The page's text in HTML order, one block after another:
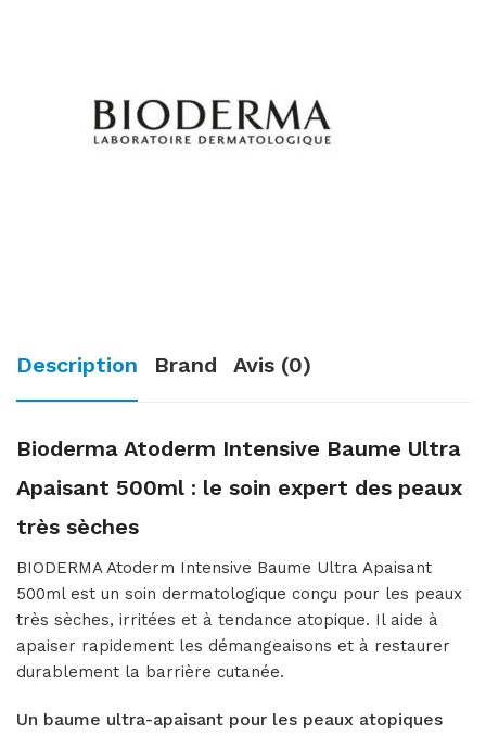
Description Brand Avis (0)
Bioderma Atoderm Intensive Baume Ultra
Apaisant 500ml : le soin expert des peaux
très sèches
BIODERMA Atoderm Intensive Baume Ultra Apaisant
500ml est un soin dermatologique conçu pour les peaux
très sèches, irritées et à tendance atopique. Il aide à
apaiser rapidement les démangeaisons et à restaurer
durablement la barrière cutanée.
Un baume ultra-apaisant pour les peaux atopiques